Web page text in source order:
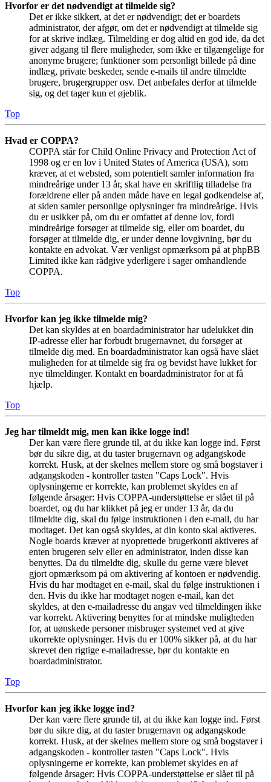
Hvorfor er det nødvendigt at tilmelde sig?
Det er ikke sikkert, at det er nødvendigt; det er boardets
administrator, der afgør, om det er nødvendigt at tilmelde sig
for at skrive indlæg. Tilmelding er dog altid en god ide, da det
giver adgang til flere muligheder, som ikke er tilgængelige for
anonyme brugere; funktioner som personligt billede på dine
indlæg, private beskeder, sende e-mails til andre tilmeldte
brugere, brugergrupper osv. Det anbefales derfor at tilmelde
sig, og det tager kun et øjeblik.
Top
Hvad er COPPA?
COPPA står for Child Online Privacy and Protection Act of
1998 og er en lov i United States of America (USA), som
kræver, at et websted, som potentielt samler information fra
mindreårige under 13 år, skal have en skriftlig tilladelse fra
forældrene eller på anden måde have en legal godkendelse af,
at siden samler personlige oplysninger fra mindreårige. Hvis
du er usikker på, om du er omfattet af denne lov, fordi
mindreårige forsøger at tilmelde sig, eller om boardet, du
forsøger at tilmelde dig, er under denne lovgivning, bør du
kontakte en advokat. Vær venligst opmærksom på at phpBB
Limited ikke kan rådgive yderligere i sager omhandlende
COPPA.
Top
Hvorfor kan jeg ikke tilmelde mig?
Det kan skyldes at en boardadministrator har udelukket din
IP-adresse eller har forbudt brugernavnet, du forsøger at
tilmelde dig med. En boardadministrator kan også have slået
muligheden for at tilmelde sig fra og bevidst have lukket for
nye tilmeldinger. Kontakt en boardadministrator for at få
hjælp.
Top
Jeg har tilmeldt mig, men kan ikke logge ind!
Der kan være flere grunde til, at du ikke kan logge ind. Først
bør du sikre dig, at du taster brugernavn og adgangskode
korrekt. Husk, at der skelnes mellem store og små bogstaver i
adgangskoden - kontroller tasten "Caps Lock". Hvis
oplysningerne er korrekte, kan problemet skyldes en af
følgende årsager: Hvis COPPA-understøttelse er slået til på
boardet, og du har klikket på jeg er under 13 år, da du
tilmeldte dig, skal du følge instruktionen i den e-mail, du har
modtaget. Det kan også skyldes, at din konto skal aktiveres.
Nogle boards kræver at nyoprettede brugerkonti aktiveres af
enten brugeren selv eller en administrator, inden disse kan
benyttes. Da du tilmeldte dig, skulle du gerne være blevet
gjort opmærksom på om aktivering af kontoen er nødvendig.
Hvis du har modtaget en e-mail, skal du følge instruktionen i
den. Hvis du ikke har modtaget nogen e-mail, kan det
skyldes, at den e-mailadresse du angav ved tilmeldingen ikke
var korrekt. Aktivering benyttes for at mindske muligheden
for, at uønskede personer misbruger systemet ved at give
ukorrekte oplysninger. Hvis du er 100% sikker på, at du har
skrevet den rigtige e-mailadresse, bør du kontakte en
boardadministrator.
Top
Hvorfor kan jeg ikke logge ind?
Der kan være flere grunde til, at du ikke kan logge ind. Først
bør du sikre dig, at du taster brugernavn og adgangskode
korrekt. Husk, at der skelnes mellem store og små bogstaver i
adgangskoden - kontroller tasten "Caps Lock". Hvis
oplysningerne er korrekte, kan problemet skyldes en af
følgende årsager: Hvis COPPA-understøttelse er slået til på